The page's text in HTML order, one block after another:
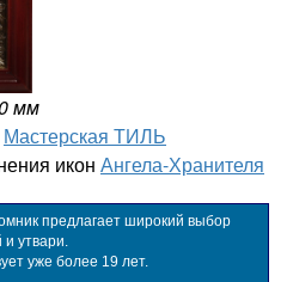
мм
Мастерская ТИЛЬ
икон Ангела-Хранителя
предлагает широкий выбор
утвари.
уже более 19 лет.